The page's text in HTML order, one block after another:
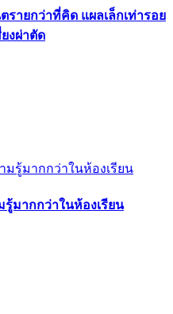
ายกว่าที่คิด แผลเล็กเท่ารอย
งผ่าตัด
รู้มากกว่าในห้องเรียน